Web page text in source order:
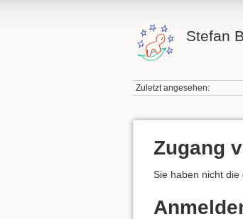
Stefan
Zuletzt angesehen:
Zugang
Sie haben nicht